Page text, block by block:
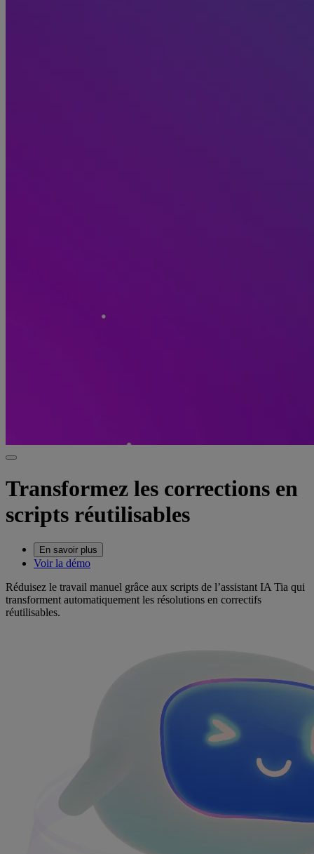
Transformez les corrections en
scripts réutilisables
En savoir plus
Voir la démo
Réduisez le travail manuel grâce aux scripts de l’assistant IA Tia qui
transforment automatiquement les résolutions en correctifs
réutilisables.